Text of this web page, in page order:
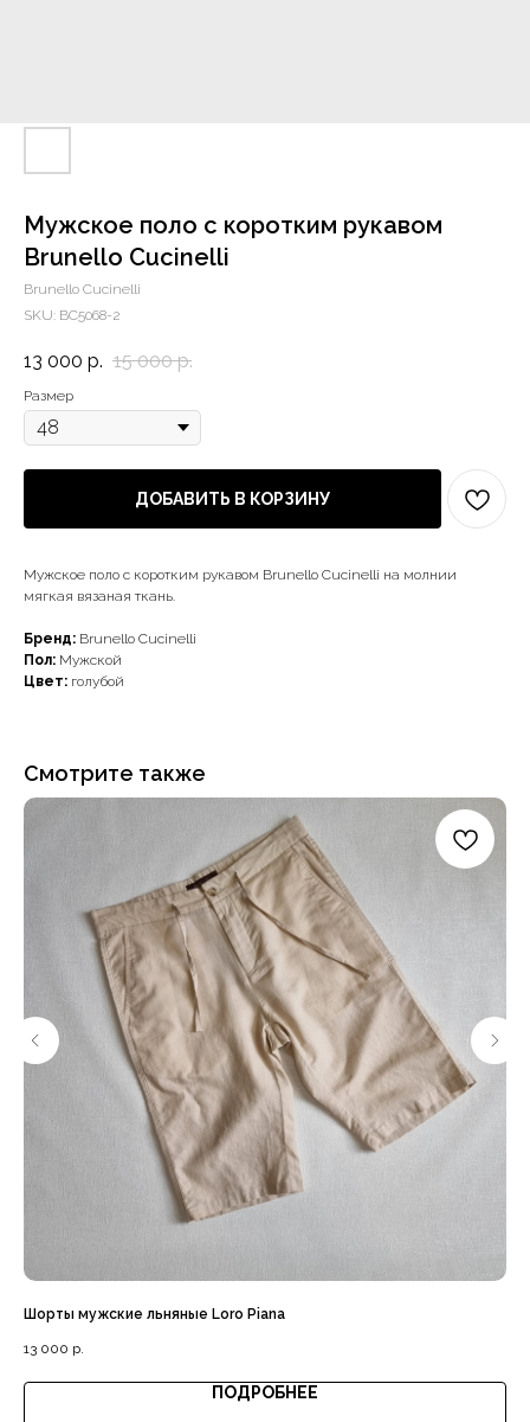
Мужское поло с коротким рукавом
Brunello Cucinelli
Brunello Cucinelli
SKU: BC5068-2
13 000 р. 15 000 р.
Размер
ДОБАВИТЬ В КОРЗИНУ
Мужское поло с коротким рукавом Brunello Cucinelli на молнии
мягкая вязаная ткань.
Бренд: Brunello Cucinelli
Пол: Мужской
Цвет: голубой
Смотрите также
Шорты мужские льняные Loro Piana
13 000 р.
ПОДРОБНЕЕ
Доставка с примеркой
Выгодная цена
Наши примущества